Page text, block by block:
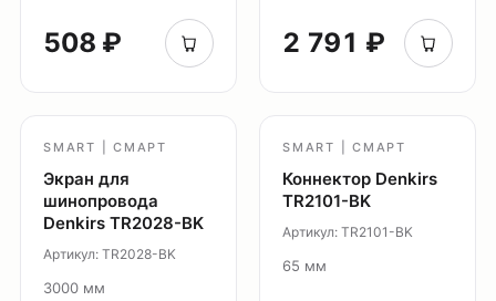
508 ₽ 2 791 ₽
SMART | СМАРТ
Экран для
шинопровода
Denkirs TR2028-BK
Артикул: TR2028-BK
3000 мм
SMART | СМАРТ
Коннектор Denkirs
TR2101-BK
Артикул: TR2101-BK
65 мм